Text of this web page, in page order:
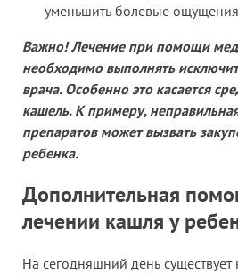
уменьшить болевые
Важно! Лечение при помощи
необходимо выполнять
врача. Особенно это касается
кашель. К примеру,
препаратов может вызвать
ребенка.
Дополнительная
лечении кашля у
На сегодняшний день существует